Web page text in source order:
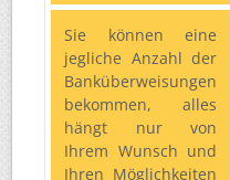
Sie können eine
jegliche Anzahl der
Banküberweisungen
bekommen, alles
hängt nur von
Ihrem Wunsch und
Ihren Möglichkeiten